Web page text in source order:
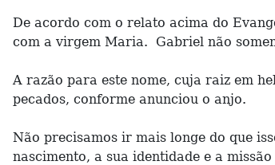
De acordo com o relato acima do
com a virgem Maria. Gabriel não
A razão para este nome, cuja raiz em
pecados, conforme anunciou o anjo.
Não precisamos ir mais longe do que
nascimento, a sua identidade e a